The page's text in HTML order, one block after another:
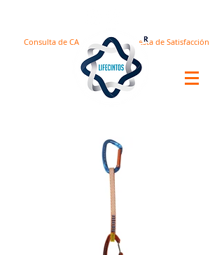
Encuesta de Satisfacción
Consulta de CA